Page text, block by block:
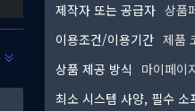
제작자 또는 공급자 상품
이용조건/이용기간 제품
상품 제공 방식
마이페이
최소 시스템 사양, 필수 소